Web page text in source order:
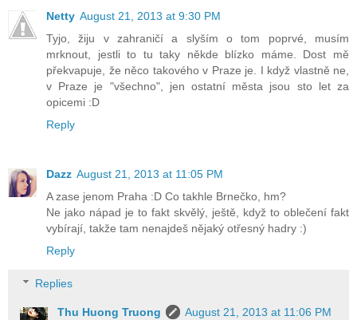
Netty August 21, 2013 at 9:30 PM
Tyjo, žiju v zahraničí a slyším o tom poprvé, musím
mrknout, jestli to tu taky někde blízko máme. Dost mě
překvapuje, že něco takového v Praze je. I když vlastně ne,
v Praze je "všechno", jen ostatní města jsou sto let za
opicemi :D
Reply
Dazz August 21, 2013 at 11:05 PM
A zase jenom Praha :D Co takhle Brnečko, hm?
Ne jako nápad je to fakt skvělý, ještě, když to oblečení fakt
vybírají, takže tam nenajdeš nějaký otřesný hadry :)
Reply
Replies
Thu Huong Truong
August 21, 2013 at 11:06 PM